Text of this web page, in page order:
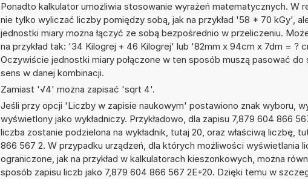
Ponadto kalkulator umożliwia stosowanie wyrażeń matematycznych. W
nie tylko wyliczać liczby pomiędzy sobą, jak na przykład '58 * 70 kGy',
jednostki miary można łączyć ze sobą bezpośrednio w przeliczeniu.
na przykład tak: '34 Kilogrej + 46 Kilogrej' lub '82mm x 94cm x 7dm = ?
Oczywiście jednostki miary połączone w ten sposób muszą pasować do
sens w danej kombinacji.
Zamiast '√4' można zapisać 'sqrt 4'.
Jeśli przy opcji 'Liczby w zapisie naukowym' postawiono znak wyboru,
wyświetlony jako wykładniczy. Przykładowo, dla zapisu 7,879 604 866
liczba zostanie podzielona na wykładnik, tutaj 20, oraz właściwą liczbę,
866 567 2. W przypadku urządzeń, dla których możliwości wyświetlania
ograniczone, jak na przykład w kalkulatorach kieszonkowych, można
sposób zapisu liczb jako 7,879 604 866 567 2E+20. Dzięki temu w